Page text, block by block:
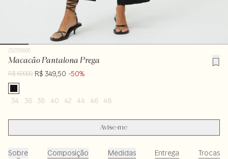
232135900
Macacão Pantalona Prega
R$ 699,00 R$ 349,50 -50%
34 36 38 40 42 44 46 48
Avise-me
Sobre Composição Medidas Entrega Trocas